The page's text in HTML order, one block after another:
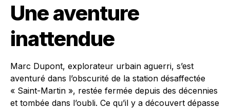
Une aventure
inattendue
Marc Dupont, explorateur urbain aguerri, s’est
aventuré dans l’obscurité de la station désaffectée
« Saint-Martin », restée fermée depuis des décennies
et tombée dans l’oubli. Ce qu’il y a découvert dépasse